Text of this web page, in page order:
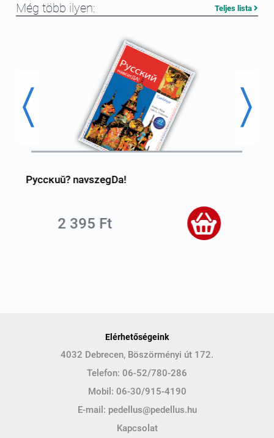
Még több ilyen: Teljes lista
Pyccĸuŭ? navszegDa!
2 395 Ft
Elérhetőségeink
4032 Debrecen, Böszörményi út 172.
Telefon: 06-52/780-286
Mobil: 06-30/915-4190
E-mail: pedellus@pedellus.hu
Kapcsolat